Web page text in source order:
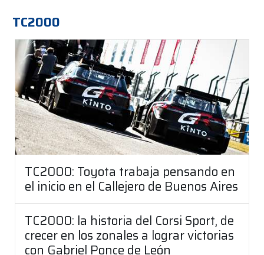
TC2000
TC2000: Toyota trabaja pensando en
el inicio en el Callejero de Buenos Aires
TC2000: la historia del Corsi Sport, de
crecer en los zonales a lograr victorias
con Gabriel Ponce de León